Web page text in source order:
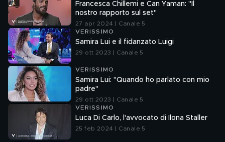
Francesca Chillemi e Can Yaman: "Il
nostro rapporto sul set"
27 apr 2024 | Canale 5
VERISSIMO
Samira Lui e il fidanzato Luigi
29 ott 2023 | Canale 5
VERISSIMO
Samira Lui: "Quando ho parlato con mio
padre"
29 ott 2023 | Canale 5
VERISSIMO
Luca Di Carlo, l'avvocato di Ilona Staller
25 feb 2024 | Canale 5